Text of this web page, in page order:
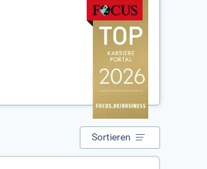
Sortieren